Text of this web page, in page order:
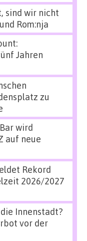
sind wir nicht
Rom:nja
Jahren
zu
wird
auf neue
Rekord
2026/2027
Innenstadt?
vor der